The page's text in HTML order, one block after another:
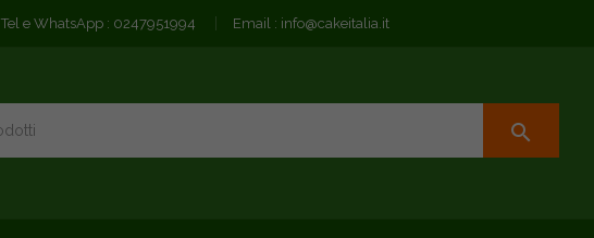
Tel e WhatsApp : 0247951994 Email : info@cakeitalia.it
search